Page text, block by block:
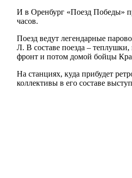
И в Оренбург «Поезд Победы»
часов.
Поезд ведут легендарные
Л. В составе поезда –
фронт и потом домой бойцы
На станциях, куда прибудет
коллективы в его составе